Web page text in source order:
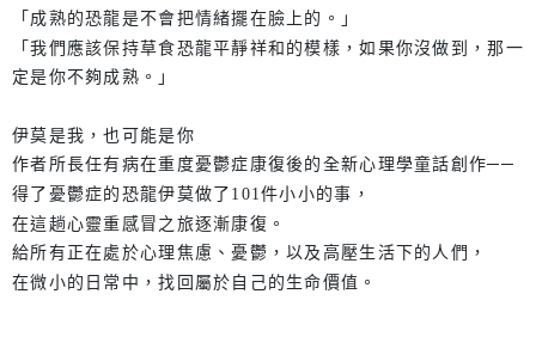
「成熟的恐龍是不會把情緒擺在臉上的。」
「我們應該保持草食恐龍平靜祥和的模樣，如果你沒做到，那一
定是你不夠成熟。」
伊莫是我，也可能是你
作者所長任有病在重度憂鬱症康復後的全新心理學童話創作──
得了憂鬱症的恐龍伊莫做了101件小小的事，
在這趟心靈重感冒之旅逐漸康復。
給所有正在處於心理焦慮、憂鬱，以及高壓生活下的人們，
在微小的日常中，找回屬於自己的生命價值。